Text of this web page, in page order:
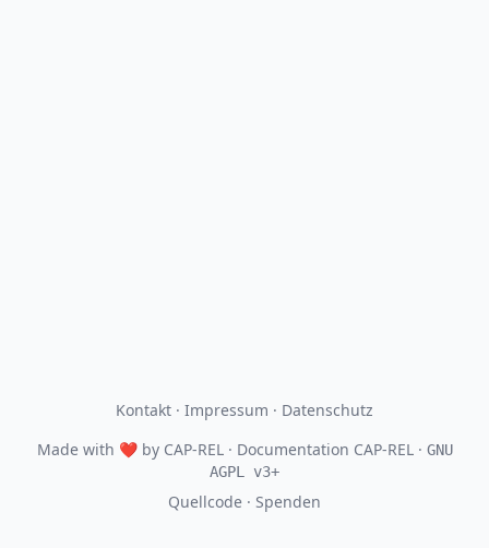
Kontakt · Impressum · Datenschutz
Made with ❤by CAP-REL· Documentation CAP-REL · GNU
AGPL v3+
Quellcode · Spenden